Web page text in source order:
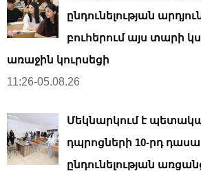
ընդունելության
բուհերում այս տարի
առաջին կուրսեցի
11:26-05.08.26
Մեկնարկում է
դպրոցների 10-րդ
ընդունելության